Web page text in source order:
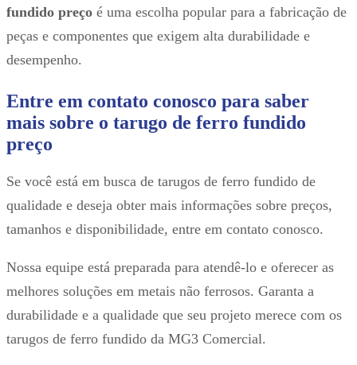
fundido preço é uma escolha popular para a fabricação de
peças e componentes que exigem alta durabilidade e
desempenho.
Entre em contato conosco para saber
mais sobre o tarugo de ferro fundido
preço
Se você está em busca de tarugos de ferro fundido de
qualidade e deseja obter mais informações sobre preços,
tamanhos e disponibilidade, entre em contato conosco.
Nossa equipe está preparada para atendê-lo e oferecer as
melhores soluções em metais não ferrosos. Garanta a
durabilidade e a qualidade que seu projeto merece com os
tarugos de ferro fundido da MG3 Comercial.